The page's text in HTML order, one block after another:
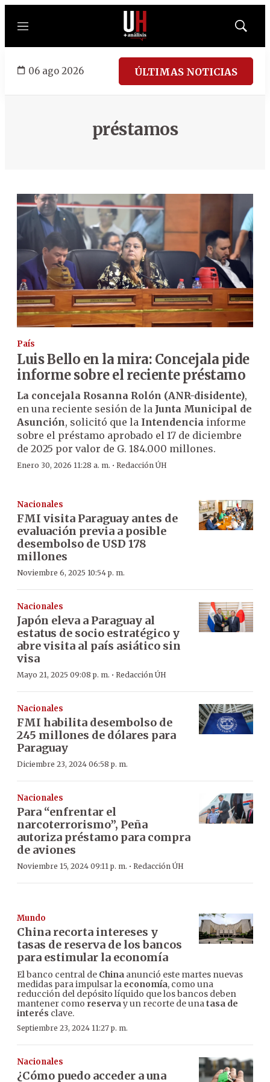
Menú
Mostrar
06 ago 2026 ÚLTIMAS NOTICIAS
préstamos
País
Luis Bello en la mira: Concejala pide
informe sobre el reciente préstamo
La concejala Rosanna Rolón (ANR-disidente),
en una reciente sesión de la Junta Municipal de
Asunción, solicitó que la Intendencia informe
sobre el préstamo aprobado el 17 de diciembre
de 2025 por valor de G. 184.000 millones.
Enero 30, 2026 11:28 a. m. · Redacción ÚH
Nacionales
FMI visita Paraguay antes de
evaluación previa a posible
desembolso de USD 178
millones
Noviembre 6, 2025 10:54 p. m.
Nacionales
Japón eleva a Paraguay al
estatus de socio estratégico y
abre visita al país asiático sin
visa
Mayo 21, 2025 09:08 p. m. · Redacción ÚH
Nacionales
FMI habilita desembolso de
245 millones de dólares para
Paraguay
Diciembre 23, 2024 06:58 p. m.
Nacionales
Para “enfrentar el
narcoterrorismo”, Peña
autoriza préstamo para compra
de aviones
Noviembre 15, 2024 09:11 p. m. · Redacción ÚH
Mundo
China recorta intereses y
tasas de reserva de los bancos
para estimular la economía
El banco central de China anunció este martes nuevas
medidas para impulsar la economía, como una
reducción del depósito líquido que los bancos deben
mantener como reservay un recorte de unatasa de
interés clave.
Septiembre 23, 2024 11:27 p. m.
Nacionales
¿Cómo puedo acceder a una